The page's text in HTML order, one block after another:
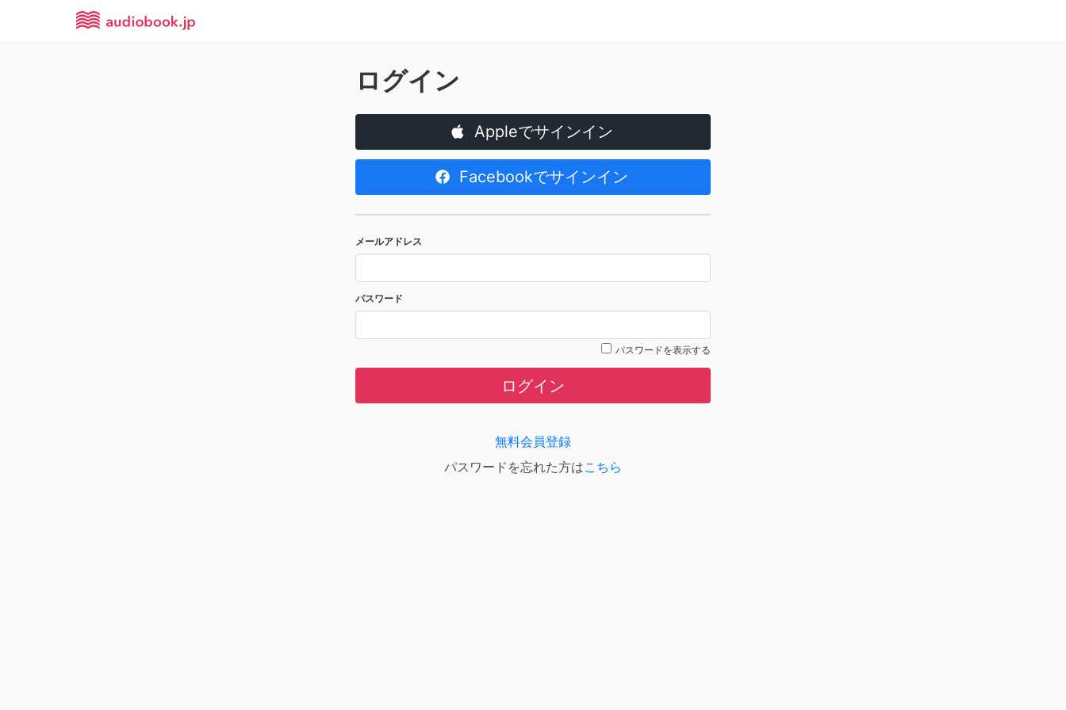
ログイン
Appleでサインイン
Facebookでサインイン
メールアドレス
パスワード
パスワードを表示する
ログイン
無料会員登録
パスワードを忘れた方はこちら